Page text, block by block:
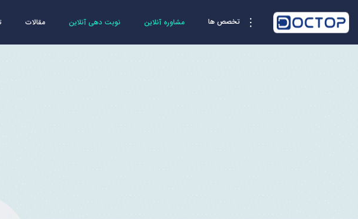
تخصص ها مشاوره آنلاین نوبت دهی آنلاین مقالات